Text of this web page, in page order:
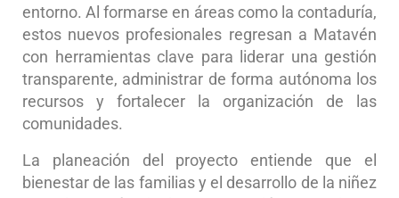
entorno. Al formarse en áreas como la contaduría,
estos nuevos profesionales regresan a Matavén
con herramientas clave para liderar una gestión
transparente, administrar de forma autónoma los
recursos y fortalecer la organización de las
comunidades.
La planeación del proyecto entiende que el
bienestar de las familias y el desarrollo de la niñez